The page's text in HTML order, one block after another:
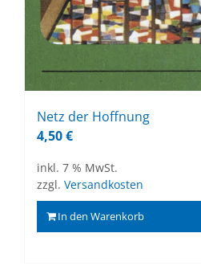
Netz der Hoff­nung
4,50€
inkl. 7 % MwSt.
zzgl. Versandkosten
In den Warenkorb